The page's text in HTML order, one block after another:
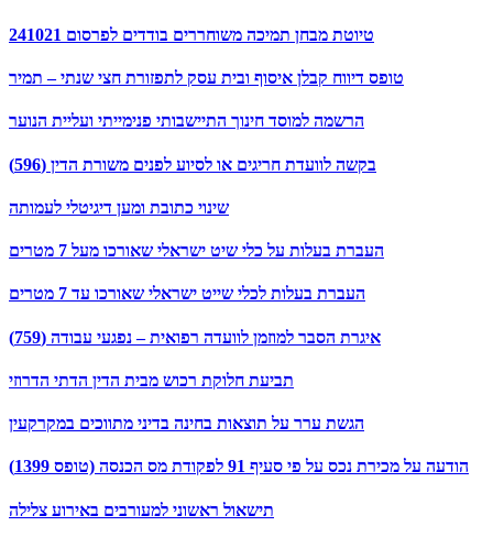
טיוטת מבחן תמיכה משוחררים בודדים לפרסום 241021
טופס דיווח קבלן איסוף ובית עסק לתפזורת חצי שנתי – תמיר
הרשמה למוסד חינוך התיישבותי פנימייתי ועליית הנוער
בקשה לוועדת חריגים או לסיוע לפנים משורת הדין (596)
שינוי כתובת ומען דיגיטלי לעמותה
העברת בעלות על כלי שיט ישראלי שאורכו מעל 7 מטרים
העברת בעלות לכלי שייט ישראלי שאורכו עד 7 מטרים
איגרת הסבר למוזמן לוועדה רפואית – נפגעי עבודה (759)
תביעת חלוקת רכוש מבית הדין הדתי הדרוזי
הגשת ערר על תוצאות בחינה בדיני מתווכים במקרקעין
הודעה על מכירת נכס על פי סעיף 91 לפקודת מס הכנסה (טופס 1399)
תישאול ראשוני למעורבים באירוע צלילה